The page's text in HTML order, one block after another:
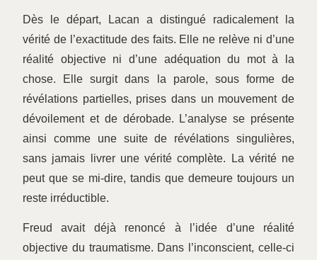
Dès le départ, Lacan a distingué radicalement la
vérité de l’exactitude des faits. Elle ne relève ni d’une
réalité objective ni d’une adéquation du mot à la
chose. Elle surgit dans la parole, sous forme de
révélations partielles, prises dans un mouvement de
dévoilement et de dérobade. L’analyse se présente
ainsi comme une suite de révélations singulières,
sans jamais livrer une vérité complète. La vérité ne
peut que se mi-dire, tandis que demeure toujours un
reste irréductible.
Freud avait déjà renoncé à l’idée d’une réalité
objective du traumatisme. Dans l’inconscient, celle-ci